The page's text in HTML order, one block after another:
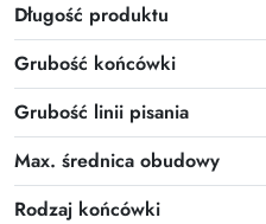
Długość produktu
Grubość końcówki
Grubość linii pisania
Max. średnica obudowy
Rodzaj końcówki